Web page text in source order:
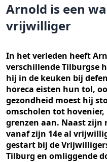
Arnold is een
vrijwilliger
In het verleden heeft
verschillende Tilburgse
hij in de keuken bij
horeca eisten hun tol,
gezondheid moest hij
omscholen tot
grenzen aan. Naast zijn
vanaf zijn 14e al
gestart bij de
Tilburg en omliggende